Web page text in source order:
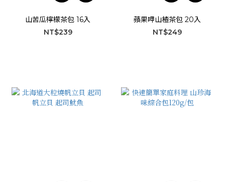
山苦瓜檸檬茶包 16入
NT$239
蘋果呷山楂茶包 20入
NT$249